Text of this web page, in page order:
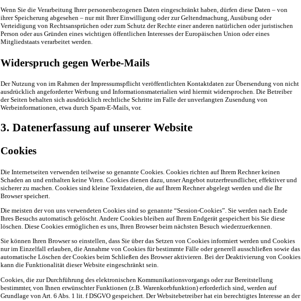
Wenn Sie die Verarbeitung Ihrer personenbezogenen Daten eingeschränkt haben, dürfen diese Daten – von
ihrer Speicherung abgesehen – nur mit Ihrer Einwilligung oder zur Geltendmachung, Ausübung oder
Verteidigung von Rechtsansprüchen oder zum Schutz der Rechte einer anderen natürlichen oder juristischen
Person oder aus Gründen eines wichtigen öffentlichen Interesses der Europäischen Union oder eines
Mitgliedstaats verarbeitet werden.
Widerspruch gegen Werbe-Mails
Der Nutzung von im Rahmen der Impressumspflicht veröffentlichten Kontaktdaten zur Übersendung von nicht
ausdrücklich angeforderter Werbung und Informationsmaterialien wird hiermit widersprochen. Die Betreiber
der Seiten behalten sich ausdrücklich rechtliche Schritte im Falle der unverlangten Zusendung von
Werbeinformationen, etwa durch Spam-E-Mails, vor.
3. Datenerfassung auf unserer Website
Cookies
Die Internetseiten verwenden teilweise so genannte Cookies. Cookies richten auf Ihrem Rechner keinen
Schaden an und enthalten keine Viren. Cookies dienen dazu, unser Angebot nutzerfreundlicher, effektiver und
sicherer zu machen. Cookies sind kleine Textdateien, die auf Ihrem Rechner abgelegt werden und die Ihr
Browser speichert.
Die meisten der von uns verwendeten Cookies sind so genannte “Session-Cookies”. Sie werden nach Ende
Ihres Besuchs automatisch gelöscht. Andere Cookies bleiben auf Ihrem Endgerät gespeichert bis Sie diese
löschen. Diese Cookies ermöglichen es uns, Ihren Browser beim nächsten Besuch wiederzuerkennen.
Sie können Ihren Browser so einstellen, dass Sie über das Setzen von Cookies informiert werden und Cookies
nur im Einzelfall erlauben, die Annahme von Cookies für bestimmte Fälle oder generell ausschließen sowie das
automatische Löschen der Cookies beim Schließen des Browser aktivieren. Bei der Deaktivierung von Cookies
kann die Funktionalität dieser Website eingeschränkt sein.
Cookies, die zur Durchführung des elektronischen Kommunikationsvorgangs oder zur Bereitstellung
bestimmter, von Ihnen erwünschter Funktionen (z.B. Warenkorbfunktion) erforderlich sind, werden auf
Grundlage von Art. 6 Abs. 1 lit. f DSGVO gespeichert. Der Websitebetreiber hat ein berechtigtes Interesse an der